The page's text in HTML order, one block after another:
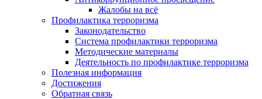
Жалобы на всё
Профилактика терроризма
Законодательство
Система профилактики терроризма
Методические материалы
Деятельность по профилактике терроризма
Полезная информация
Достижения
Обратная связь